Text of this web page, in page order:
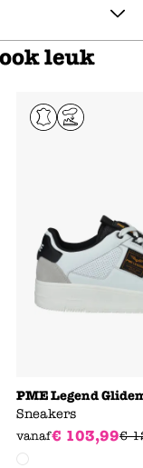
leuk
PME Legend
Sneakers
vanaf€ 103,99€